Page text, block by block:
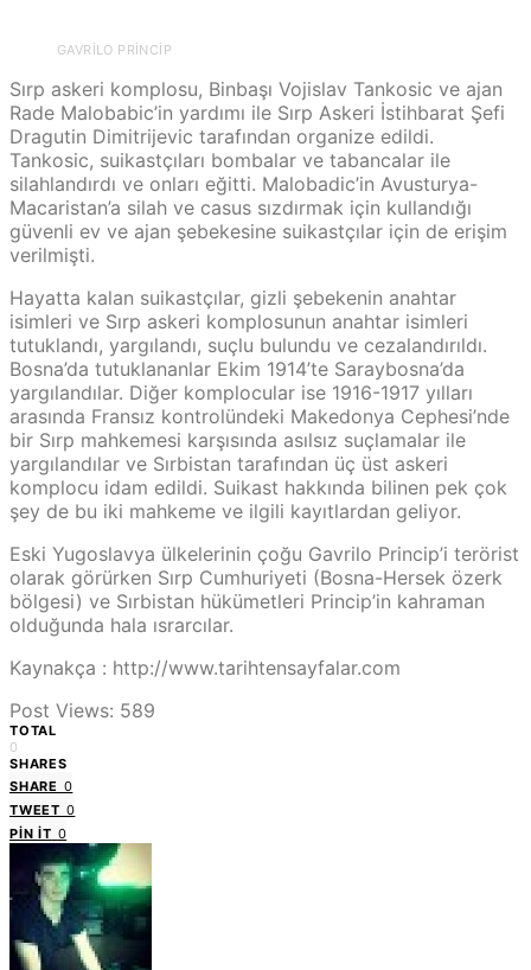
GAVRILO PRINCIP
Sırp askeri komplosu, Binbaşı Vojislav Tankosic ve ajan
Rade Malobabic’in yardımı ile Sırp Askeri İstihbarat Şefi
Dragutin Dimitrijevic tarafından organize edildi.
Tankosic, suikastçıları bombalar ve tabancalar ile
silahlandırdı ve onları eğitti. Malobadic’in Avusturya-
Macaristan’a silah ve casus sızdırmak için kullandığı
güvenli ev ve ajan şebekesine suikastçılar için de erişim
verilmişti.
Hayatta kalan suikastçılar, gizli şebekenin anahtar
isimleri ve Sırp askeri komplosunun anahtar isimleri
tutuklandı, yargılandı, suçlu bulundu ve cezalandırıldı.
Bosna’da tutuklananlar Ekim 1914’te Saraybosna’da
yargılandılar. Diğer komplocular ise 1916-1917 yılları
arasında Fransız kontrolündeki Makedonya Cephesi’nde
bir Sırp mahkemesi karşısında asılsız suçlamalar ile
yargılandılar ve Sırbistan tarafından üç üst askeri
komplocu idam edildi. Suikast hakkında bilinen pek çok
şey de bu iki mahkeme ve ilgili kayıtlardan geliyor.
Eski Yugoslavya ülkelerinin çoğu Gavrilo Princip’i terörist
olarak görürken Sırp Cumhuriyeti (Bosna-Hersek özerk
bölgesi) ve Sırbistan hükümetleri Princip’in kahraman
olduğunda hala ısrarcılar.
Kaynakça : http://www.tarihtensayfalar.com
Post Views: 589
TOTAL
0
SHARES
SHARE 0
TWEET 0
PIN IT 0